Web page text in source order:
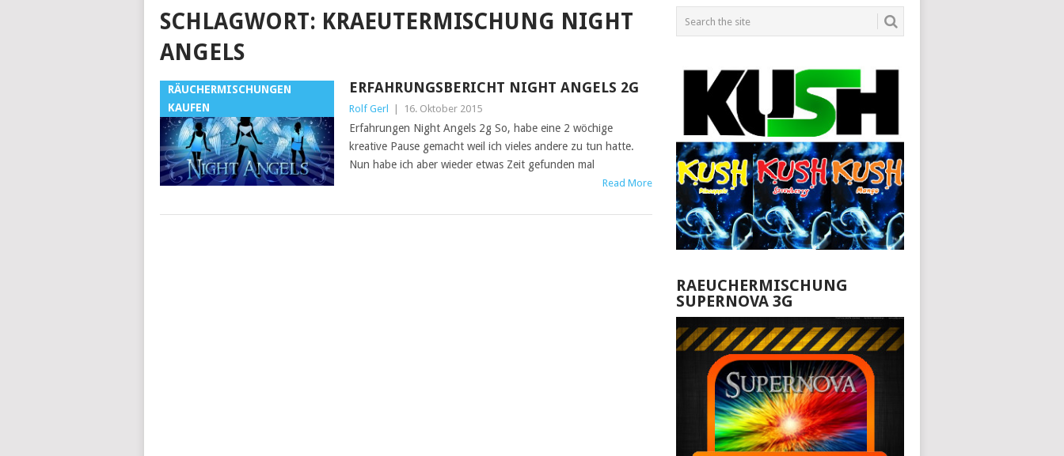
SCHLAGWORT: KRAEUTERMISCHUNG NIGHT
ANGELS
RÄUCHERMISCHUNGEN
KAUFEN
ERFAHRUNGSBERICHT NIGHT ANGELS 2G
Rolf Gerl 16. Oktober 2015
Erfahrungen Night Angels 2g So, habe eine 2 wöchige
kreative Pause gemacht weil ich vieles andere zu tun hatte.
Nun habe ich aber wieder etwas Zeit gefunden mal
Read More
RAEUCHERMISCHUNG
SUPERNOVA 3G